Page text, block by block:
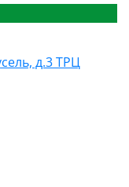
д.3 ТРЦ